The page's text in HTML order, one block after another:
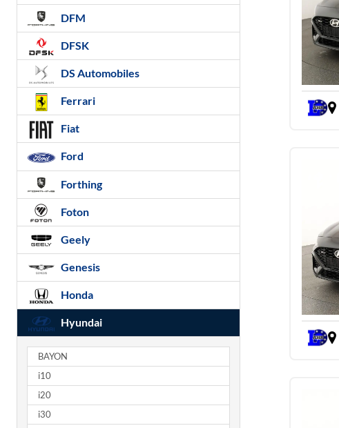
DFM
DFSK
DS Automobiles
Ferrari
Fiat
Ford
Forthing
Foton
Geely
Genesis
Honda
Hyundai
BAYON
i10
i20
i30